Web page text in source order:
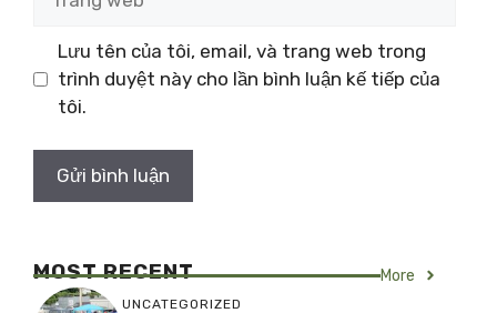
Lưu tên của tôi, email, và trang web trong
trình duyệt này cho lần bình luận kế tiếp của
tôi.
MOST RECENT More
UNCATEGORIZED